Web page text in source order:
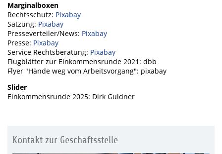
Marginalboxen
Rechtsschutz: Pixabay
Satzung: Pixabay
Presseverteiler/News: Pixabay
Presse: Pixabay
Service Rechtsberatung: Pixabay
Flugblätter zur Einkommensrunde 2021: dbb
Flyer "Hände weg vom Arbeitsvorgang": pixabay
Slider
Einkommensrunde 2025: Dirk Guldner
Kontakt zur Geschäftsstelle